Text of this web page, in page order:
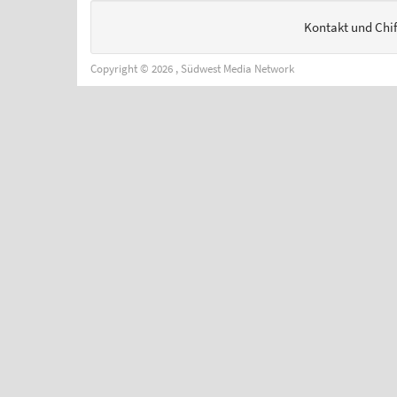
Kontakt und
Copyright © 2026 , Südwest Media Network